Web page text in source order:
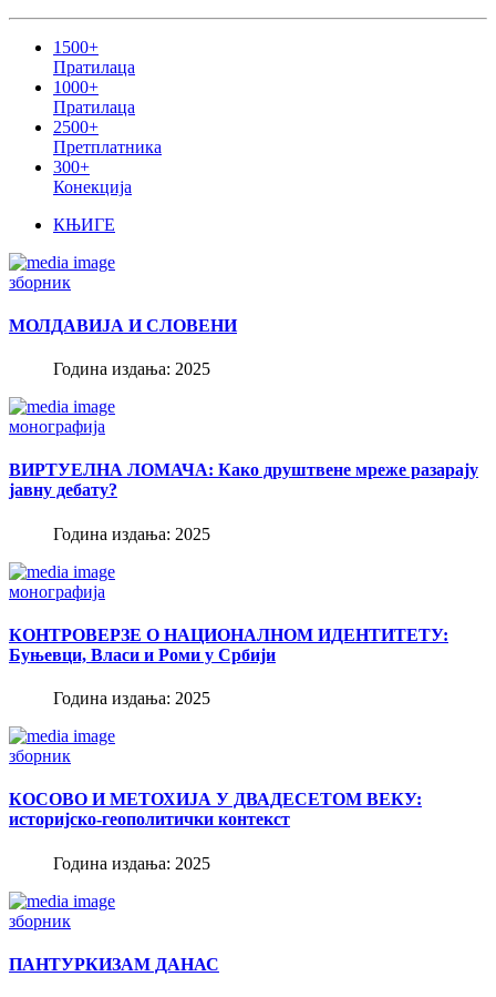
1500+
Пратилаца
1000+
Пратилаца
2500+
Претплатника
300+
Конекција
КЊИГЕ
зборник
МОЛДАВИЈА И СЛОВЕНИ
Година издања: 2025
монографија
ВИРТУЕЛНА ЛОМАЧА: Како друштвене мреже разарају
јавну дебату?
Година издања: 2025
монографија
КОНТРОВЕРЗЕ О НАЦИОНАЛНОМ ИДЕНТИТЕТУ:
Буњевци, Власи и Роми у Србији
Година издања: 2025
зборник
КОСОВО И МЕТОХИЈА У ДВАДЕСЕТОМ ВЕКУ:
историјско-геополитички контекст
Година издања: 2025
зборник
ПАНТУРКИЗАМ ДАНАС